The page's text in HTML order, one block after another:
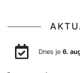
Dnes je 6.